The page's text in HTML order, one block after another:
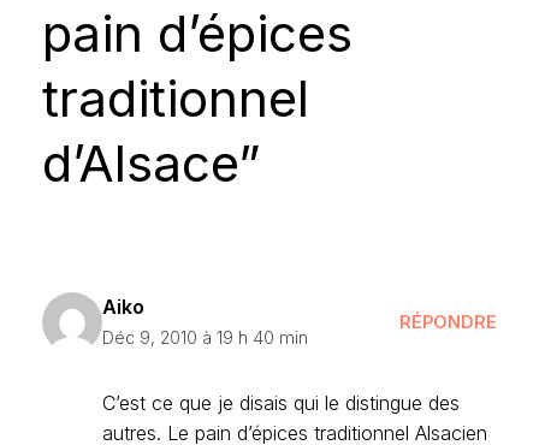
pain d’épices
traditionnel
d’Alsace”
Aiko
Déc 9, 2010 à 19 h 40 min
RÉPONDRE
C’est ce que je disais qui le distingue des
autres. Le pain d’épices traditionnel Alsacien